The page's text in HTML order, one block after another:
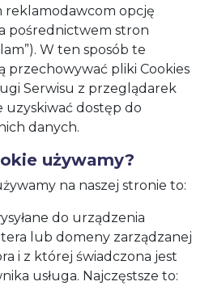
reklamodawcom opcję
pośrednictwem stron
W ten sposób te
przechowywać pliki Cookies
Serwisu z przeglądarek
uzyskiwać dostęp do
danych.
używamy?
na naszej stronie to:
do urządzenia
lub domeny zarządzanej
i z której świadczona jest
usługa. Najczęstsze to: